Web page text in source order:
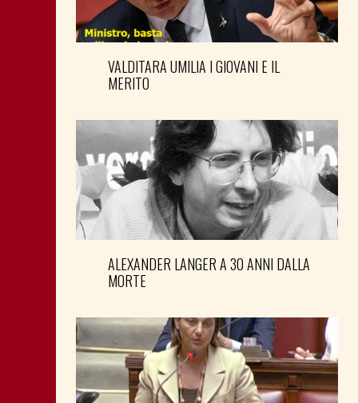
VALDITARA UMILIA I GIOVANI E IL
MERITO
ALEXANDER LANGER A 30 ANNI DALLA
MORTE